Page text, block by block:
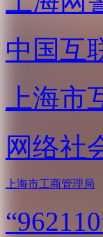
中国互
上海市
网络社
上海市工商管理局